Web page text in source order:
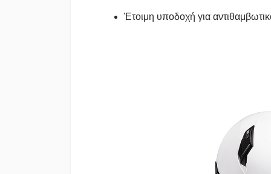
Έτοιμη υποδοχή για